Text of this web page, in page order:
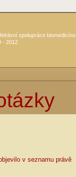
spolupráce
- 2012
v seznamu právě